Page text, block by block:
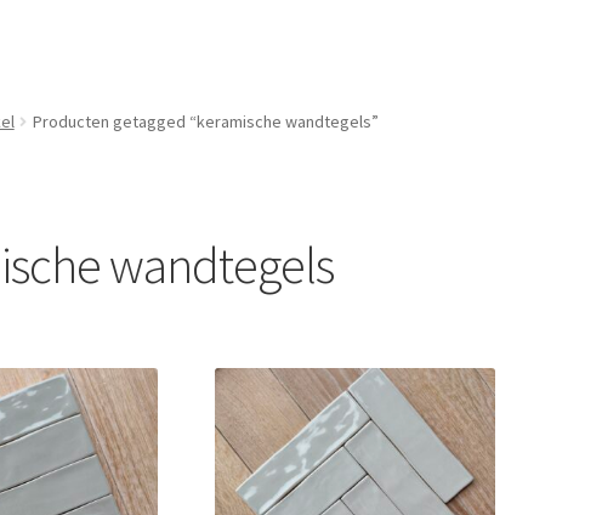
Producten getagged “keramische wandtegels”
wandtegels